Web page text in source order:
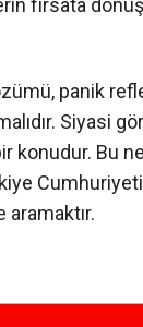
panik
Siyasi
Bu